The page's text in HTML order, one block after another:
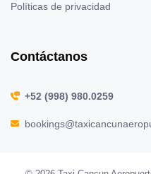
Políticas de privacidad
Contáctanos
+52 (998) 980.0259